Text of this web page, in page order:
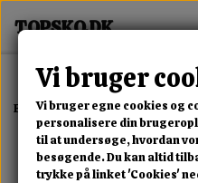
Forside Dame Alle Damesko
Vi bruger
Vi bruger egne cookies og
personalisere din
til at undersøge, hvordan
besøgende. Du kan altid
trykke på linket 'Cookies'